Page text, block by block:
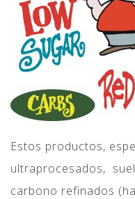
Estos productos,
ultraprocesados,
carbono refinados